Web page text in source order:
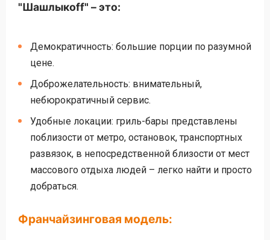
"Шашлыкоff" – это:
Демократичность: большие порции по разумной
цене.
Доброжелательность: внимательный,
небюрократичный сервис.
Удобные локации: гриль-бары представлены
поблизости от метро, остановок, транспортных
развязок, в непосредственной близости от мест
массового отдыха людей – легко найти и просто
добраться.
Франчайзинговая модель: